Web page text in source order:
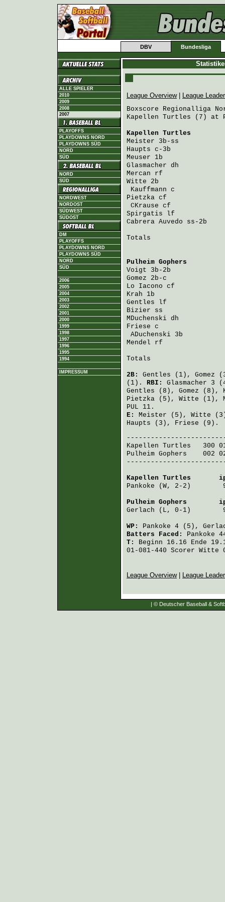
DBV Bundesliga
ALLE SPIELER
2010
2009
2008
2007
PLAYOFFS
PLAYDOWNS NORD
PLAYDOWNS SÜD
NORD
SÜD
NORD
SÜD
NORDWEST
NORDOST
SÜDWEST
SÜDOST
DM
PLAYOFFS
PLAYDOWNS NORD
PLAYDOWNS SÜD
NORD
SÜD
2006
2005
2004
2003
2002
2001
2000
1999
1998
1997
1996
1995
1994
IMPRESSUM
League Overview|
League
Boxscore Regionalliga
Kapellen Turtles (7) at
Kapellen Turtles
Meister 3b-ss
Haupts c-3b
Meuser 1b
Glasmacher dh
Mercan rf
Witte 2b
Kauffmann c
Pietzka cf
CKrause cf
Spirgatis lf
Cabrera Auvedo ss-2b
Totals
Pulheim Gophers
Voigt 3b-2b
Gomez 2b-c
Lo Iacono cf
Krah 1b
Gentles lf                4
Bizier ss
MDuchenski dh
Friese c
ADuchenski 3b
Mendel rf
Totals
2B: Gentles (1), Gomez
(1). RBI: Glasmacher 3
Gentles (8), Gomez (8),
Pietzka (5), Witte (1),
PUL 11.
E: Meister (5), Witte
Haupts (3), Friese (9).
Kapellen Turtles
300
Pulheim Gophers
002
Kapellen Turtles
Pankoke (W, 2-2)
Pulheim Gophers
Gerlach (L, 0-1)
WP: Pankoke 4 (5),
Batters Faced: Pankoke
T:
Beginn 16.16 Ende
01-081-440 Scorer Witte
League Overview| League
| © Deutscher Baseball &